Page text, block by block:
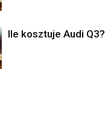
Ile kosztuje Audi Q3?